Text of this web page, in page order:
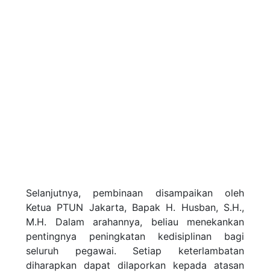
Selanjutnya, pembinaan disampaikan oleh
Ketua PTUN Jakarta, Bapak H. Husban, S.H.,
M.H. Dalam arahannya, beliau menekankan
pentingnya peningkatan kedisiplinan bagi
seluruh pegawai. Setiap keterlambatan
diharapkan dapat dilaporkan kepada atasan